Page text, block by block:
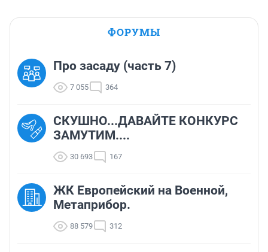
ФОРУМЫ
Про засаду (часть 7)
7 055 364
СКУШНО...ДАВАЙТЕ КОНКУРС
ЗАМУТИМ....
30 693 167
ЖК Европейский на Военной,
Метаприбор.
88 579 312